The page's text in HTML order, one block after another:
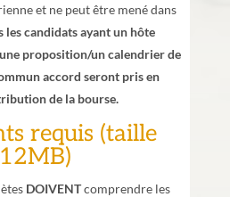
et ne peut être mené dans
les candidats ayant un hôte
proposition/un calendrier de
accord seront pris en
de la bourse.
requis (taille
DOIVENTcomprendre les